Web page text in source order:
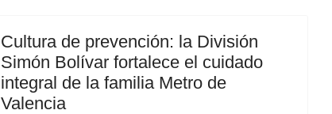
Cultura de prevención: la División
Simón Bolívar fortalece el cuidado
integral de la familia Metro de
Valencia